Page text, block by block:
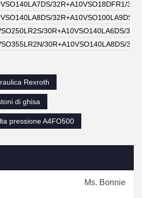
32R+A10VSO18DFR1/31R
32R+A10VSO100LA9DS/
30R+A10VSO140LA6DS/32R
30R+A10VSO140LA8DS/32R
Rexroth
di ghisa
pressione A4FO500
Ms. Bonnie